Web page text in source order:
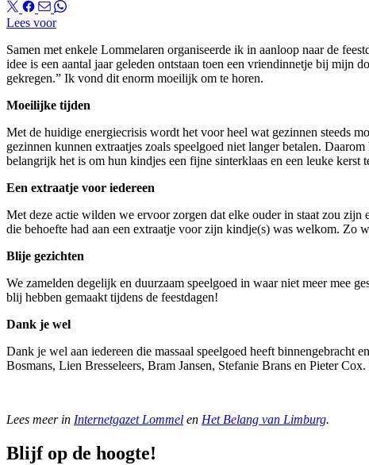
Lees voor
Samen met enkele Lommelaren organiseerde ik in aanloop naar de
idee is een aantal jaar geleden ontstaan toen een vriendinnetje bij mijn
gekregen.” Ik vond dit enorm moeilijk om te horen.
Moeilijke tijden
Met de huidige energiecrisis wordt het voor heel wat gezinnen steeds
gezinnen kunnen extraatjes zoals speelgoed niet langer betalen.
belangrijk het is om hun kindjes een fijne sinterklaas en een leuke kerst
Een extraatje voor iedereen
Met deze actie wilden we ervoor zorgen dat elke ouder in staat zou
die behoefte had aan een extraatje voor zijn kindje(s) was welkom. Zo
Blije gezichten
We zamelden degelijk en duurzaam speelgoed in waar niet meer mee
blij hebben gemaakt tijdens de feestdagen!
Dank je wel
Dank je wel aan iedereen die massaal speelgoed heeft
Bosmans, Lien Bresseleers, Bram Jansen, Stefanie Brans en Pieter
Lees meer in Internetgazet Lommel en Het Belang van Limburg.
Blijf op de hoogte!